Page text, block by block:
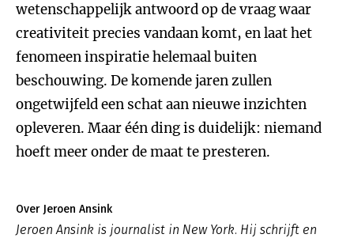
wetenschappelijk antwoord op de vraag waar
creativiteit precies vandaan komt, en laat het
fenomeen inspiratie helemaal buiten
beschouwing. De komende jaren zullen
ongetwijfeld een schat aan nieuwe inzichten
opleveren. Maar één ding is duidelijk: niemand
hoeft meer onder de maat te presteren.
Over Jeroen Ansink
Jeroen Ansink is journalist in New York. Hij schrijft en